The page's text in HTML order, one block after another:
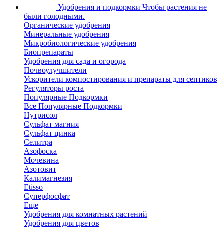
Удобрения и подкормки Чтобы растения не
были голодными.
Органические удобрения
Минеральные удобрения
Микробиологические удобрения
Биопрепараты
Удобрения для сада и огорода
Почвоулучшители
Ускорители компостирования и препараты для септиков
Регуляторы роста
Популярные Подкормки
Все Популярные Подкормки
Нутрисол
Сульфат магния
Сульфат цинка
Селитра
Азофоска
Мочевина
Азотовит
Калимагнезия
Etisso
Суперфосфат
Еще
Удобрения для комнатных растений
Удобрения для цветов